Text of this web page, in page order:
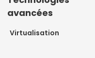
avancées
Virtualisation